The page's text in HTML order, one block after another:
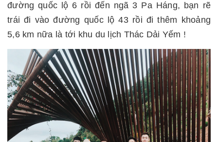
đường quốc lộ 6 rồi đến ngã 3 Pa Háng, bạn rẽ
trái đi vào đường quốc lộ 43 rồi đi thêm khoảng
5,6 km nữa là tới khu du lịch Thác Dải Yếm !